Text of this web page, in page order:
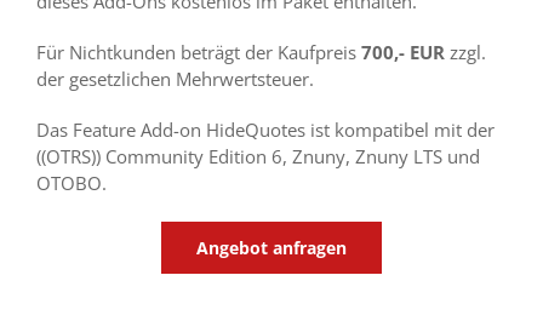
Für Nichtkunden beträgt der Kaufpreis 700,- EUR zzgl.
der gesetzlichen Mehrwertsteuer.
Das Feature Add-on HideQuotes ist kompatibel mit der
((OTRS)) Community Edition 6, Znuny, Znuny LTS und
OTOBO.
Angebot anfragen